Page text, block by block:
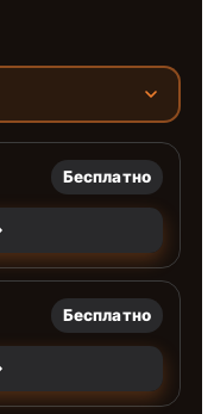
Бесплатно
Бесплатно